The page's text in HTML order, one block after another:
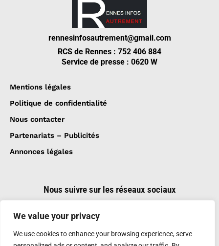
We value your privacy
We use cookies to enhance your browsing experience, serve
rennesinfosautrement@gmail.com
RCS de Rennes : 752 406 884
Service de presse : 0620 W
Mentions légales
Politique de confidentialité
Nous contacter
Partenariats – Publicités
Annonces légales
Nous suivre sur les réseaux sociaux